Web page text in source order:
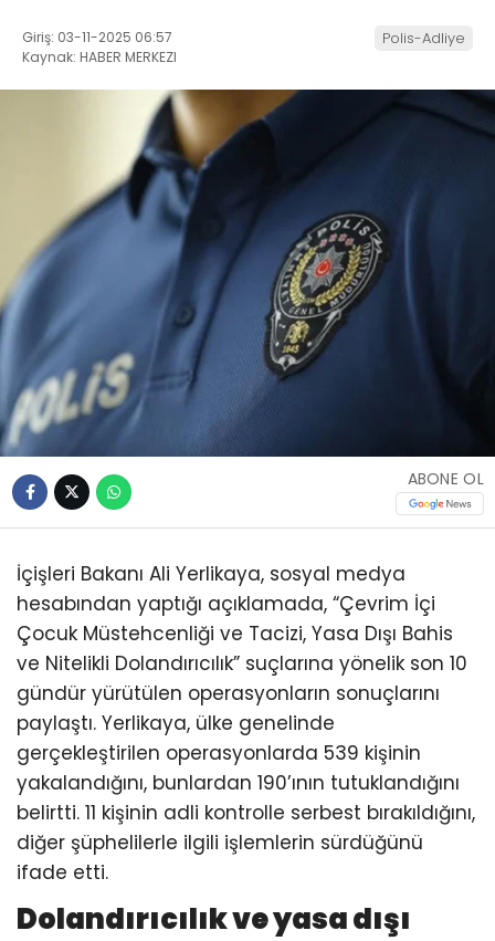
Giriş: 03-11-2025 06:57
Kaynak: HABER MERKEZI
Polis-Adliye
ABONE OL
İçişleri Bakanı Ali Yerlikaya, sosyal medya
hesabından yaptığı açıklamada, “Çevrim İçi
Çocuk Müstehcenliği ve Tacizi, Yasa Dışı Bahis
ve Nitelikli Dolandırıcılık” suçlarına yönelik son 10
gündür yürütülen operasyonların sonuçlarını
paylaştı. Yerlikaya, ülke genelinde
gerçekleştirilen operasyonlarda 539 kişinin
yakalandığını, bunlardan 190’ının tutuklandığını
belirtti. 11 kişinin adli kontrolle serbest bırakıldığını,
diğer şüphelilerle ilgili işlemlerin sürdüğünü
ifade etti.
Dolandırıcılık ve yasa dışı